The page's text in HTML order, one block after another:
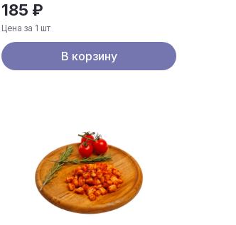
185 ₽
Цена за 1 шт
В корзину